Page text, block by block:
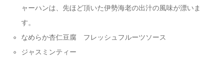
ャーハンは、先ほど頂いた伊勢海老の出汁の風味が漂いま
す。
なめらか杏仁豆腐 フレッシュフルーツソース
ジャスミンティー